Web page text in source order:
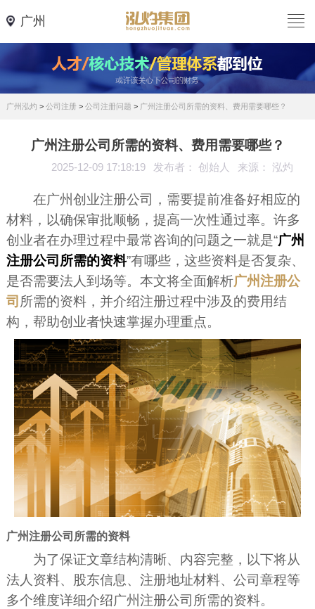
广州
广州泓灼 > 公司注册> 公司注册问题 > 广州注册公司所需的资料、费用需要哪些？
广州注册公司所需的资料、费用需要哪些？
2025-12-09 17:18:19 发布者： 创始人 来源： 泓灼
在广州创业注册公司，需要提前准备好相应的
材料，以确保审批顺畅，提高一次性通过率。许多
创业者在办理过程中最常咨询的问题之一就是“广州
注册公司所需的资料”有哪些，这些资料是否复杂、
是否需要法人到场等。本文将全面解析广州注册公
司 所需的资料，并介绍注册过程中涉及的费用结
构，帮助创业者快速掌握办理重点。
广州注册公司所需的资料
为了保证文章结构清晰、内容完整，以下将从
法人资料、股东信息、注册地址材料、公司章程等
多个维度详细介绍广州注册公司所需的资料。